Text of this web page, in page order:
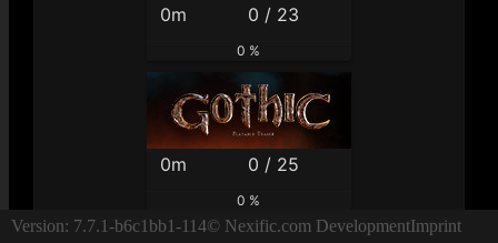
0m 0 / 23
0 %
0m 0 / 25
0 %
Version: 7.7.1-b6c1bb1-114© Nexific.com DevelopmentImprint